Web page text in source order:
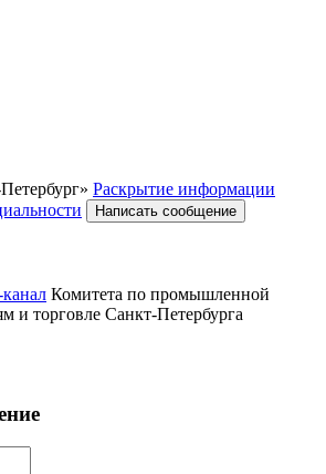
Раскрытие информации
Написать сообщение
Комитета по промышленной
и торговле Санкт-Петербурга